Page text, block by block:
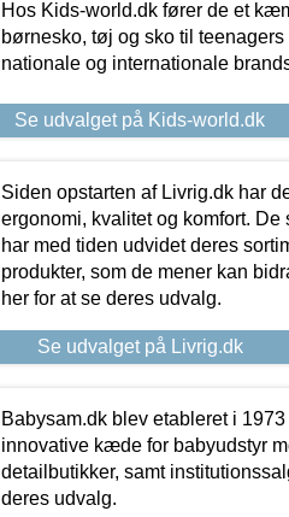
Hos Kids-world.dk fører de et
børnesko, tøj og sko til
nationale og internationale
Se udvalget på Kids-world.dk
Siden opstarten af Livrig.dk har
ergonomi, kvalitet og komfort.
har med tiden udvidet deres
produkter, som de mener kan
her for at se deres udvalg.
Se udvalget på Livrig.dk
Babysam.dk blev etableret i
innovative kæde for babyudstyr
detailbutikker, samt
deres udvalg.